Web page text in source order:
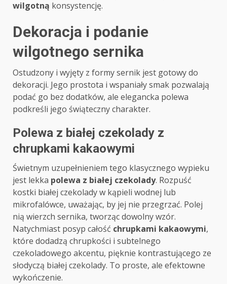
wilgotną konsystencję.
Dekoracja i podanie
wilgotnego sernika
Ostudzony i wyjęty z formy sernik jest gotowy do
dekoracji. Jego prostota i wspaniały smak pozwalają
podać go bez dodatków, ale elegancka polewa
podkreśli jego świąteczny charakter.
Polewa z białej czekolady z
chrupkami kakaowymi
Świetnym uzupełnieniem tego klasycznego wypieku
jest lekka polewa z białej czekolady. Rozpuść
kostki białej czekolady w kąpieli wodnej lub
mikrofalówce, uważając, by jej nie przegrzać. Polej
nią wierzch sernika, tworząc dowolny wzór.
Natychmiast posyp całość chrupkami kakaowymi,
które dodadzą chrupkości i subtelnego
czekoladowego akcentu, pięknie kontrastującego ze
słodyczą białej czekolady. To proste, ale efektowne
wykończenie.